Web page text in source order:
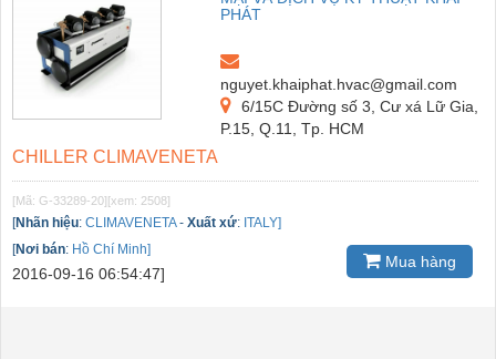
PHÁT
nguyet.khaiphat.hvac@gmail.com
6/15C Đường số 3, Cư xá Lữ Gia,
P.15, Q.11, Tp. HCM
CHILLER CLIMAVENETA
[Mã: G-33289-20][xem: 2508]
[Nhãn hiệu: CLIMAVENETA- Xuất xứ: ITALY]
[Nơi bán: Hồ Chí Minh]
2016-09-16 06:54:47]
Mua hàng